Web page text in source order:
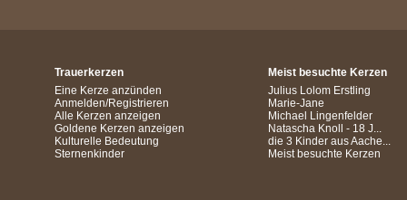
Trauerkerzen
Eine Kerze anzünden
Anmelden/Registrieren
Alle Kerzen anzeigen
Goldene Kerzen anzeigen
Kulturelle Bedeutung
Sternenkinder
Meist besuchte Kerzen
Julius Lolom Erstling
Marie-Jane
Michael Lingenfelder
Natascha Knoll - 18 J...
die 3 Kinder aus Aache...
Meist besuchte Kerzen